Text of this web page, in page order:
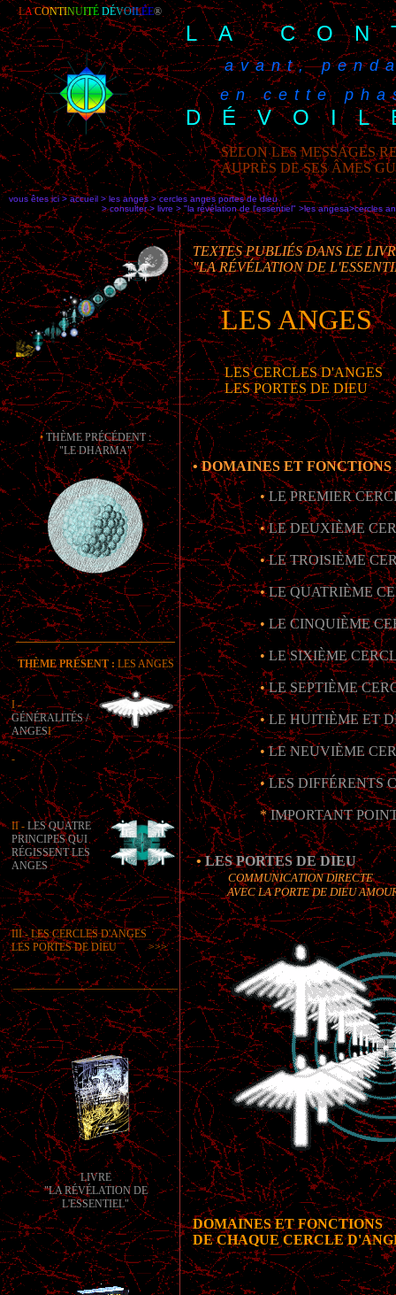
•
• THÈME PRÉCÉDENT :
"LE DHARMA"
______________________________
THÈME PRÉSENT : LES ANGES
I -
GÉNÉRALITÉS /
ANGESI
-
II - LES QUATRE
PRINCIPES QUI
RÉGISSENT LES
ANGES
III - LES CERCLES D'ANGES
LES PORTES DE DIEU >>>
_______________________________
LIVRE
"LA RÉVÉLATION DE
L'ESSENTIEL"
vous êtes ici > accueil > les anges > cercles anges portes de dieu
> consulter > livre > "la révélation de l'essentiel" >les angesa>cercles
TEXTES PUBLIÉS DANS LE
"LA RÉVÉLATION DE
LES ANGES
LES CERCLES D'ANGES
LES PORTES DE DIEU
• DOMAINES ET
•LE PREMIER
•LE DEUXIÈME
•LE TROISIÈME
•LE QUATRIÈME
• LE CINQUIÈME
•LE SIXIÈME
•LE SEPTIÈME
•LE HUITIÈME ET
•LE NEUVIÈME
•LES DIFFÉRENTS
*IMPORTANT
•LES PORTES DE DIEU
COMMUNICATION DIRECTE
AVEC LA PORTE DE DIEU AMOUR
DOMAINES ET FONCTIONS
DE CHAQUE CERCLE
LA CONTINUITÉ DÉVOILÉE®
LA
avant,
en cette
SELON LES MESSAGES
AUPRÈS DE SES ÂMES